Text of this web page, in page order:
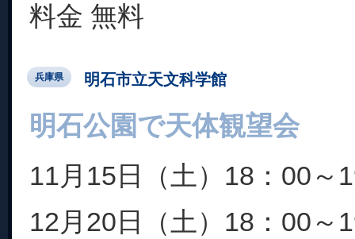
料金 無料
兵庫県 明石市立天文科学館
明石公園で天体観望会
11月15日（土）18：00～
12月20日（土）18：00～